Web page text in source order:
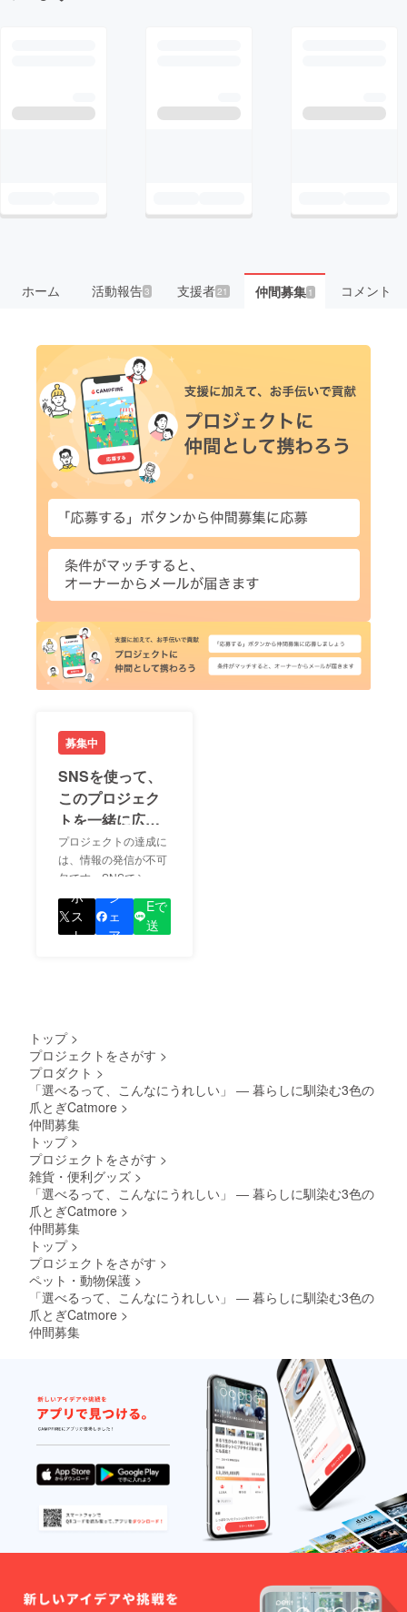
ホーム 活動報告3 支援者 21 仲間募集 1 コメント
募集中
SNSを使って、
このプロジェク
トを一緒に広め
ましょう！
プロジェクトの達成に
は、情報の発信が不可
欠です。SNSでシェア
をして、あなたが応援
しているプロジェクト
の良さを知ってもらい
ポ
ス
ト
シ
ェ
ア
Eで
送
トップ >
プロジェクトをさがす >
プロダクト >
「選べるって、こんなにうれしい」 ― 暮らしに馴染む3色の
爪とぎCatmore >
仲間募集
トップ >
プロジェクトをさがす >
雑貨・便利グッズ >
「選べるって、こんなにうれしい」 ― 暮らしに馴染む3色の
爪とぎCatmore >
仲間募集
トップ >
プロジェクトをさがす >
ペット・動物保護 >
「選べるって、こんなにうれしい」 ― 暮らしに馴染む3色の
爪とぎCatmore >
仲間募集